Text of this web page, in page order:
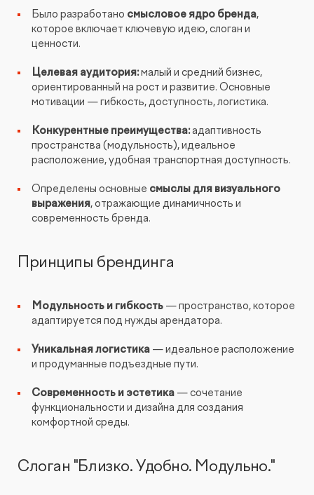
Было разработано смысловое ядро бренда,
которое включает ключевую идею, слоган и
ценности.
Целевая аудитория:малый и средний бизнес,
ориентированный на рост и развитие. Основные
мотивации — гибкость, доступность, логистика.
Конкурентные преимущества:адаптивность
пространства (модульность), идеальное
расположение, удобная транспортная доступность.
Определены основные смыслы для визуального
выражения, отражающие динамичность и
современность бренда.
Принципы брендинга
Модульность и гибкость — пространство, которое
адаптируется под нужды арендатора.
Уникальная логистика — идеальное расположение
и продуманные подъездные пути.
Современность и эстетика — сочетание
функциональности и дизайна для создания
комфортной среды.
Слоган "Близко. Удобно. Модульно."